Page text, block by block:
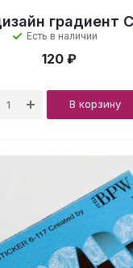
градиент
Есть в наличии
120 ₽
В корзину